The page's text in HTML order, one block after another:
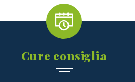
Cure consiglia